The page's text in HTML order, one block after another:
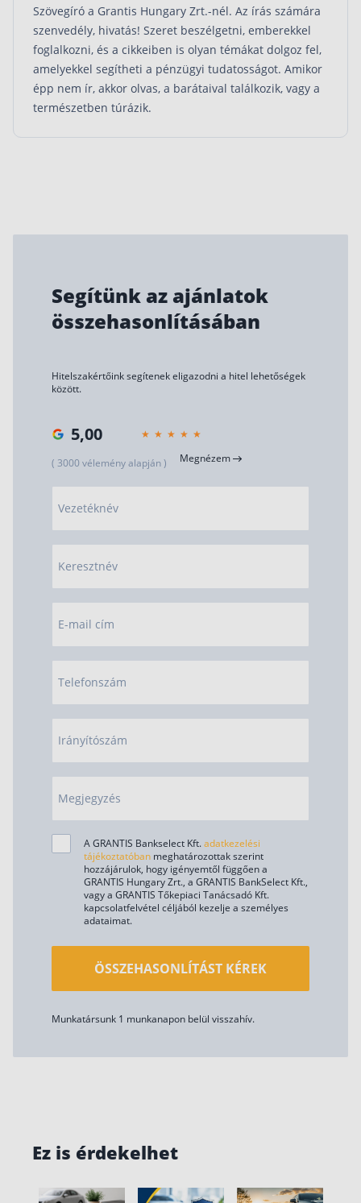
Szövegíró a Grantis Hungary Zrt.-nél. Az írás számára
szenvedély, hivatás! Szeret beszélgetni, emberekkel
foglalkozni, és a cikkeiben is olyan témákat dolgoz fel,
amelyekkel segítheti a pénzügyi tudatosságot. Amikor
épp nem ír, akkor olvas, a barátaival találkozik, vagy a
természetben túrázik.
Segítünk az ajánlatok
összehasonlításában
Hitelszakértőink segítenek eligazodni a hitel lehetőségek
között.
5,00
( 3000 vélemény alapján ) Megnézem
Vezetéknév
Keresztnév
E-mail cím
Telefonszám
Irányítószám
Megjegyzés
A GRANTIS Bankselect Kft.adatkezelési
tájékoztatóban meghatározottak szerint
hozzájárulok, hogy igényemtől függően a
GRANTIS Hungary Zrt., a GRANTIS BankSelect Kft.,
vagy a GRANTIS Tőkepiaci Tanácsadó Kft.
kapcsolatfelvétel céljából kezelje a személyes
adataimat.
ÖSSZEHASONLÍTÁST KÉREK
Munkatársunk 1 munkanapon belül visszahív.
Ez is érdekelhet